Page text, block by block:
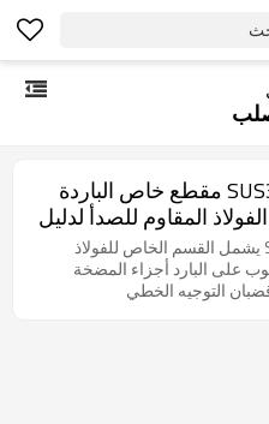
304 1.4301 SUS304 مقطع خاص الباردة
المقاوم للصدأ لدليل
304 1.4301 SUS304 يشمل القسم الخاص للفولاذ
على البارد أجزاء المضخة
التوجيه الخطي